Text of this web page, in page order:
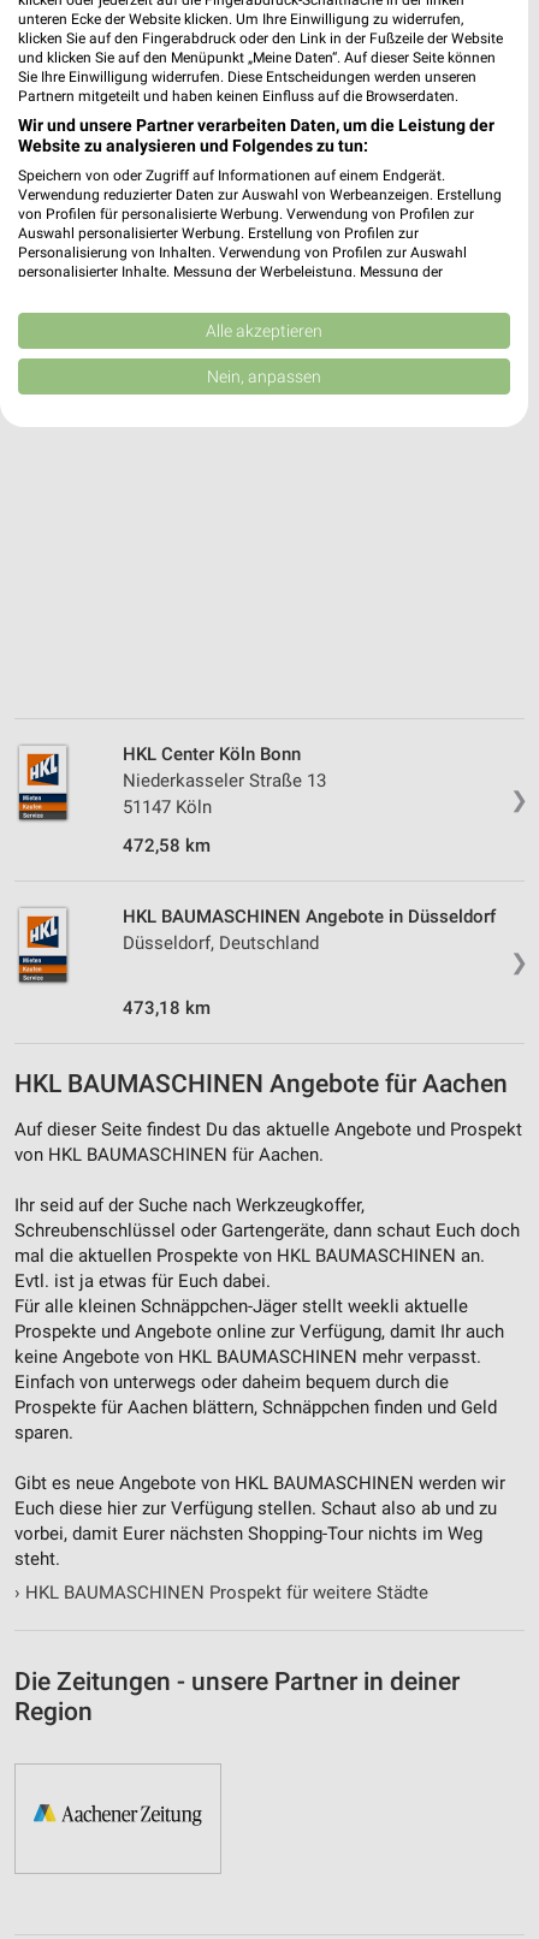
HKL BAUMASCHINEN Angebote in Köln
Köln, Deutschland
478,12 km
HKL BAUMASCHINEN Angebote in Neuss
Neuss, Deutschland
480,67 km
❯
HKL Center Köln Bonn
Niederkasseler Straße 13
51147 Köln
472,58 km
❯
HKL BAUMASCHINEN Angebote in Düsseldorf
Düsseldorf, Deutschland
473,18 km
HKL BAUMASCHINEN Angebote für Aachen
Auf dieser Seite findest Du das aktuelle Angebote und Prospekt
von HKL BAUMASCHINEN für Aachen.
Ihr seid auf der Suche nach Werkzeugkoffer,
Schreubenschlüssel oder Gartengeräte, dann schaut Euch doch
mal die aktuellen Prospekte von HKL BAUMASCHINEN an.
Evtl. ist ja etwas für Euch dabei.
Für alle kleinen Schnäppchen-Jäger stellt weekli aktuelle
Prospekte und Angebote online zur Verfügung, damit Ihr auch
keine Angebote von HKL BAUMASCHINEN mehr verpasst.
Einfach von unterwegs oder daheim bequem durch die
Prospekte für Aachen blättern, Schnäppchen finden und Geld
sparen.
Gibt es neue Angebote von HKL BAUMASCHINEN werden wir
Euch diese hier zur Verfügung stellen. Schaut also ab und zu
vorbei, damit Eurer nächsten Shopping-Tour nichts im Weg
steht.
› HKL BAUMASCHINEN Prospekt für weitere Städte
Die Zeitungen - unsere Partner in deiner
Region
unteren Ecke der Website klicken. Um Ihre Einwilligung zu widerrufen,
klicken Sie auf den Fingerabdruck oder den Link in der Fußzeile der Website
und klicken Sie auf den Menüpunkt „Meine Daten“. Auf dieser Seite können
Sie Ihre Einwilligung widerrufen. Diese Entscheidungen werden unseren
Partnern mitgeteilt und haben keinen Einfluss auf die Browserdaten.
Wir und unsere Partner verarbeiten Daten, um die Leistung der
Website zu analysieren und Folgendes zu tun:
Speichern von oder Zugriff auf Informationen auf einem Endgerät.
Verwendung reduzierter Daten zur Auswahl von Werbeanzeigen. Erstellung
von Profilen für personalisierte Werbung. Verwendung von Profilen zur
Auswahl personalisierter Werbung. Erstellung von Profilen zur
Personalisierung von Inhalten. Verwendung von Profilen zur Auswahl
personalisierter Inhalte. Messung der Werbeleistung. Messung der
Kombinationen von Daten aus verschiedenen Quellen. Entwicklung und
Verbesserung der Angebote. Verwendung reduzierter Daten zur Auswahl
von Inhalten.
Daten können außerhalb der Europäischen Union weitergegeben und in die
USA gesendet werden.
Website/App.
Verwendung von Profilen zur Auswahl
personalisierter Werbung
Erstellung von Profilen zur Personalisierung
Verwendung von Profilen zur Auswahl
personalisierter Inhalte
Messung der Werbeleistung
Analyse von Zielgruppen durch Statistiken oder
Kombinationen von Daten aus verschiedenen
Quellen
Verwendung reduzierter Daten zur Auswahl von
Inhalten
IAB-Besonderheiten:
Verwendung genauer Standortdaten
Geräte anhand von aktiv angeforderten
Informationen identifizieren
Nicht-IAB-Verarbeitungszwecke:
Performance
Funktional
Alle akzeptieren
Nein, anpassen